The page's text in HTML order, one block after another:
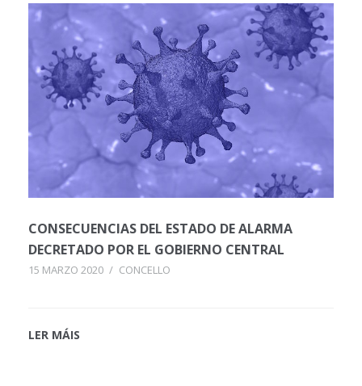
CONSECUENCIAS DEL ESTADO DE ALARMA
DECRETADO POR EL GOBIERNO CENTRAL
15 MARZO 2020 / CONCELLO
LER MÁIS